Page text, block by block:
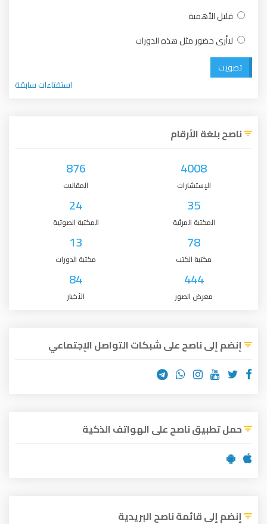
قليل الأهمية
لاأرى حضور مثل هذه الدورات
تصويت
استفتاءات سابقة
ناصح بلغة الأرقام
4008
الإستشارات
876
المقالات
35
المكتبة المرئية
24
المكتبة الصوتية
78
مكتبة الكتب
13
مكتبة الدورات
444
معرض الصور
84
الأخبار
إنضم إلى ناصح على شبكات التواصل الإجتماعي
حمل تطبيق ناصح على الهواتف الذكية
إنضم إلى قائمة ناصح البريدية